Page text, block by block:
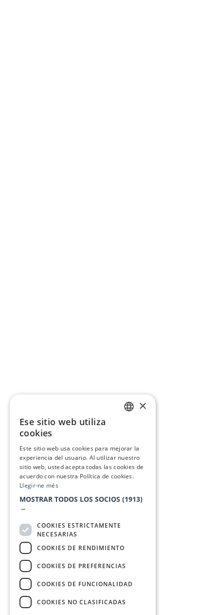
×
Ese sitio web utiliza
cookies
Este sitio web usa cookies para mejorar la
experiencia del usuario. Al utilizar nuestro
sitio web, usted acepta todas las cookies de
acuerdo con nuestra Política de cookies.
Llegir-ne més
MOSTRAR TODOS LOS SOCIOS (1913)
→
COOKIES ESTRICTAMENTE
NECESARIAS
COOKIES DE RENDIMIENTO
COOKIES DE PREFERENCIAS
COOKIES DE FUNCIONALIDAD
COOKIES NO CLASIFICADAS